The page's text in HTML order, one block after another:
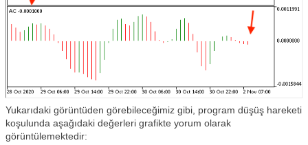
Yukarıdaki görüntüden görebileceğimiz gibi, program düşüş hareketi
koşulunda aşağıdaki değerleri grafikte yorum olarak
görüntülemektedir: